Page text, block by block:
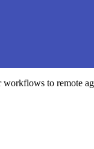
to remote